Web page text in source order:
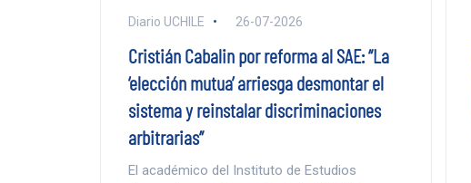
Diario UCHILE 26-07-2026
Cristián Cabalin por reforma al SAE: “La
‘elección mutua’ arriesga desmontar el
sistema y reinstalar discriminaciones
arbitrarias”
El académico del Instituto de Estudios